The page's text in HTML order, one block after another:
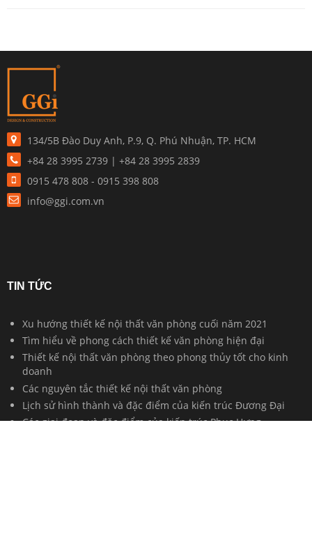
134/5B Đào Duy Anh, P.9, Q. Phú Nhuận, TP. HCM
+84 28 3995 2739 | +84 28 3995 2839
0915 478 808 - 0915 398 808
info@ggi.com.vn
TIN TỨC
Xu hướng thiết kế nội thất văn phòng cuối năm 2021
Tìm hiểu về phong cách thiết kế văn phòng hiện đại
Thiết kế nội thất văn phòng theo phong thủy tốt cho kinh
doanh
Các nguyên tắc thiết kế nội thất văn phòng
Lịch sử hình thành và đặc điểm của kiến trúc Đương Đại
Các giai đoạn và đặc điểm của kiến trúc Phục Hưng